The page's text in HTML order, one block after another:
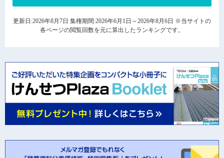
更新日:2026年8月7日 集権期間:2026年6月1日～2026年8月6日 ※当サイトの
各ページの閲覧回数を元に算出したランキングです。